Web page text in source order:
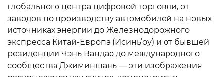
глобального центра цифровой торговли, от
заводов по производству автомобилей на новых
источниках энергии до Железнодорожного
экспресса Китай-Европа (Исинь’оу) и от бывшей
резиденции Чэнь Вандао до международного
сообщества Джиминшань — эти изображения